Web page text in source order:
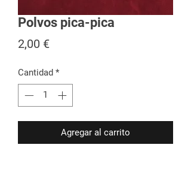
Polvos pica-pica
2,00 €Precio
Cantidad *
Agregar al carrito